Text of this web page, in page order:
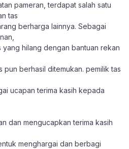
pameran, terdapat salah satu
tas
berharga lainnya. Sebagai
hilang dengan bantuan rekan
berhasil ditemukan. pemilik tas
ucapan terima kasih kepada
dan mengucapkan terima kasih
menghargai dan berbagi